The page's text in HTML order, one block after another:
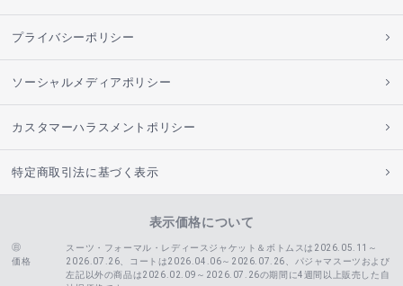
プライバシーポリシー
ソーシャルメディアポリシー
カスタマーハラスメントポリシー
特定商取引法に基づく表示
表示価格について
価格
スーツ・フォーマル・レディースジャケット＆ボトムスは2026.05.11～
2026.07.26、コートは2026.04.06～2026.07.26、 パジャマスーツおよび
左記以外の商品は2026.02.09～2026.07.26の期間に4週間以上販売した自